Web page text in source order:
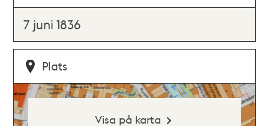
7 juni 1836
Plats
Visa på karta